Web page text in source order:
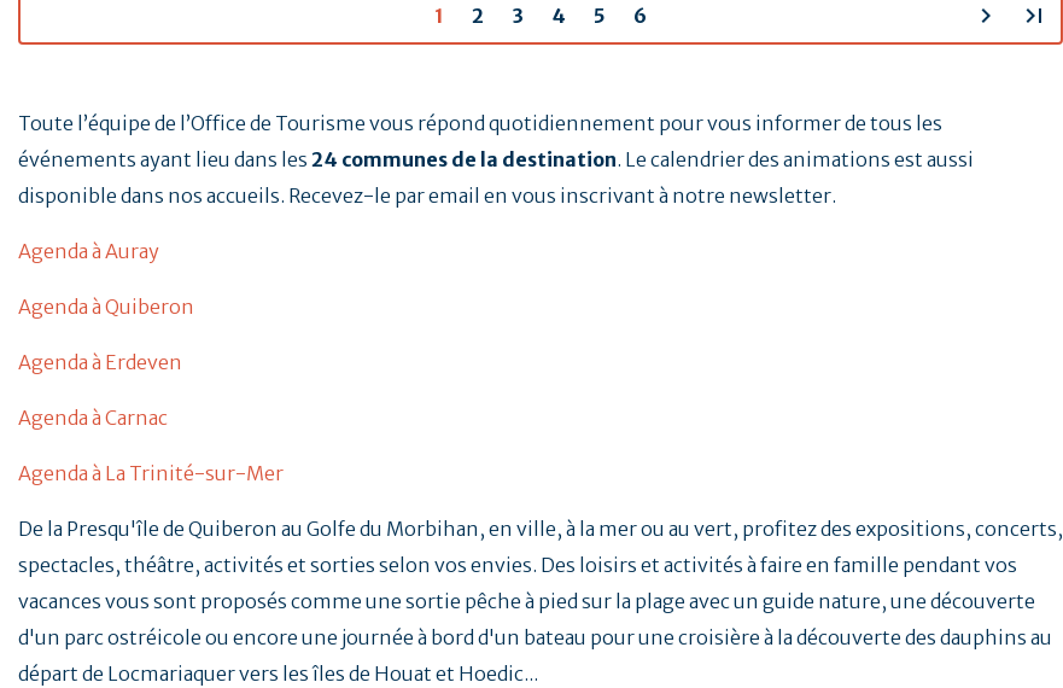
1 2 3 4 5 6 chevron_right last_page
Toute l’équipe de l’Office de Tourisme vous répond quotidiennement pour vous informer de tous les
événements ayant lieu dans les 24 communes de la destination. Le calendrier des animations est aussi
disponible dans nos accueils. Recevez-le par email en vous inscrivant à notre newsletter.
Agenda à Auray
Agenda à Quiberon
Agenda à Erdeven
Agenda à Carnac
Agenda à La Trinité-sur-Mer
De la Presqu'île de Quiberon au Golfe du Morbihan, en ville, à la mer ou au vert, profitez des expositions, concerts,
spectacles, théâtre, activités et sorties selon vos envies. Des loisirs et activités à faire en famille pendant vos
vacances vous sont proposés comme une sortie pêche à pied sur la plage avec un guide nature, une découverte
d'un parc ostréicole ou encore une journée à bord d'un bateau pour une croisière à la découverte des dauphins au
départ de Locmariaquer vers les îles de Houat et Hoedic...